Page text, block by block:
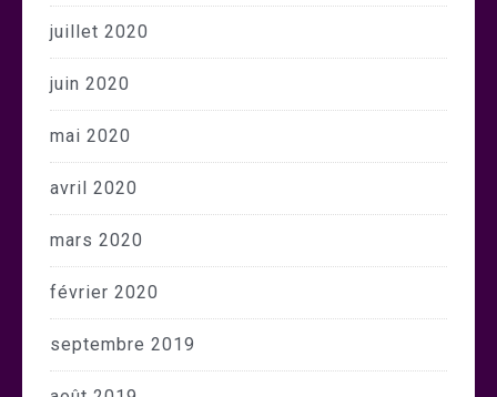
juillet 2020
juin 2020
mai 2020
avril 2020
mars 2020
février 2020
septembre 2019